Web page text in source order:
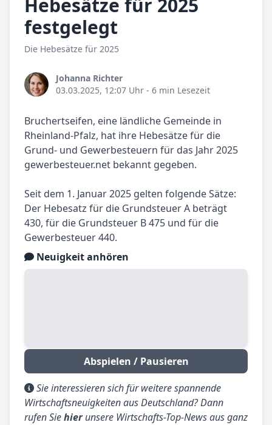
festgelegt
Die Hebesätze für 2025
Johanna Richter
03.03.2025, 12:07 Uhr - 6 min Lesezeit
Bruchertseifen, eine ländliche Gemeinde in
Rheinland-Pfalz, hat ihre Hebesätze für die
Grund- und Gewerbesteuern für das Jahr 2025
gewerbesteuer.net bekannt gegeben.
Seit dem 1. Januar 2025 gelten folgende Sätze:
Der Hebesatz für die Grundsteuer A beträgt
430, für die Grundsteuer B 475 und für die
Gewerbesteuer 440.
Neuigkeit anhören
Abspielen / Pausieren
Sie interessieren sich für weitere spannende
Wirtschaftsneuigkeiten aus Deutschland? Dann
rufen Siehierunsere Wirtschafts-Top-News aus ganz